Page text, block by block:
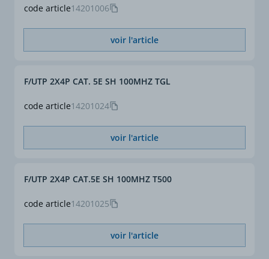
code article14201006
voir l'article
code article14201024
F/UTP 2X4P CAT. 5E SH 100MHZ TGL
voir l'article
code article14201025
F/UTP 2X4P CAT.5E SH 100MHZ T500
voir l'article